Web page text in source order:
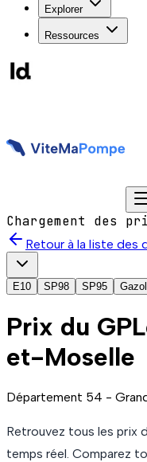
Explorer
Ressources
Chargement des
Retour à la liste des
E10 SP98 SP95
Prix du
et-Moselle
Département 54 -
Retrouvez tous les prix
temps réel. Comparez